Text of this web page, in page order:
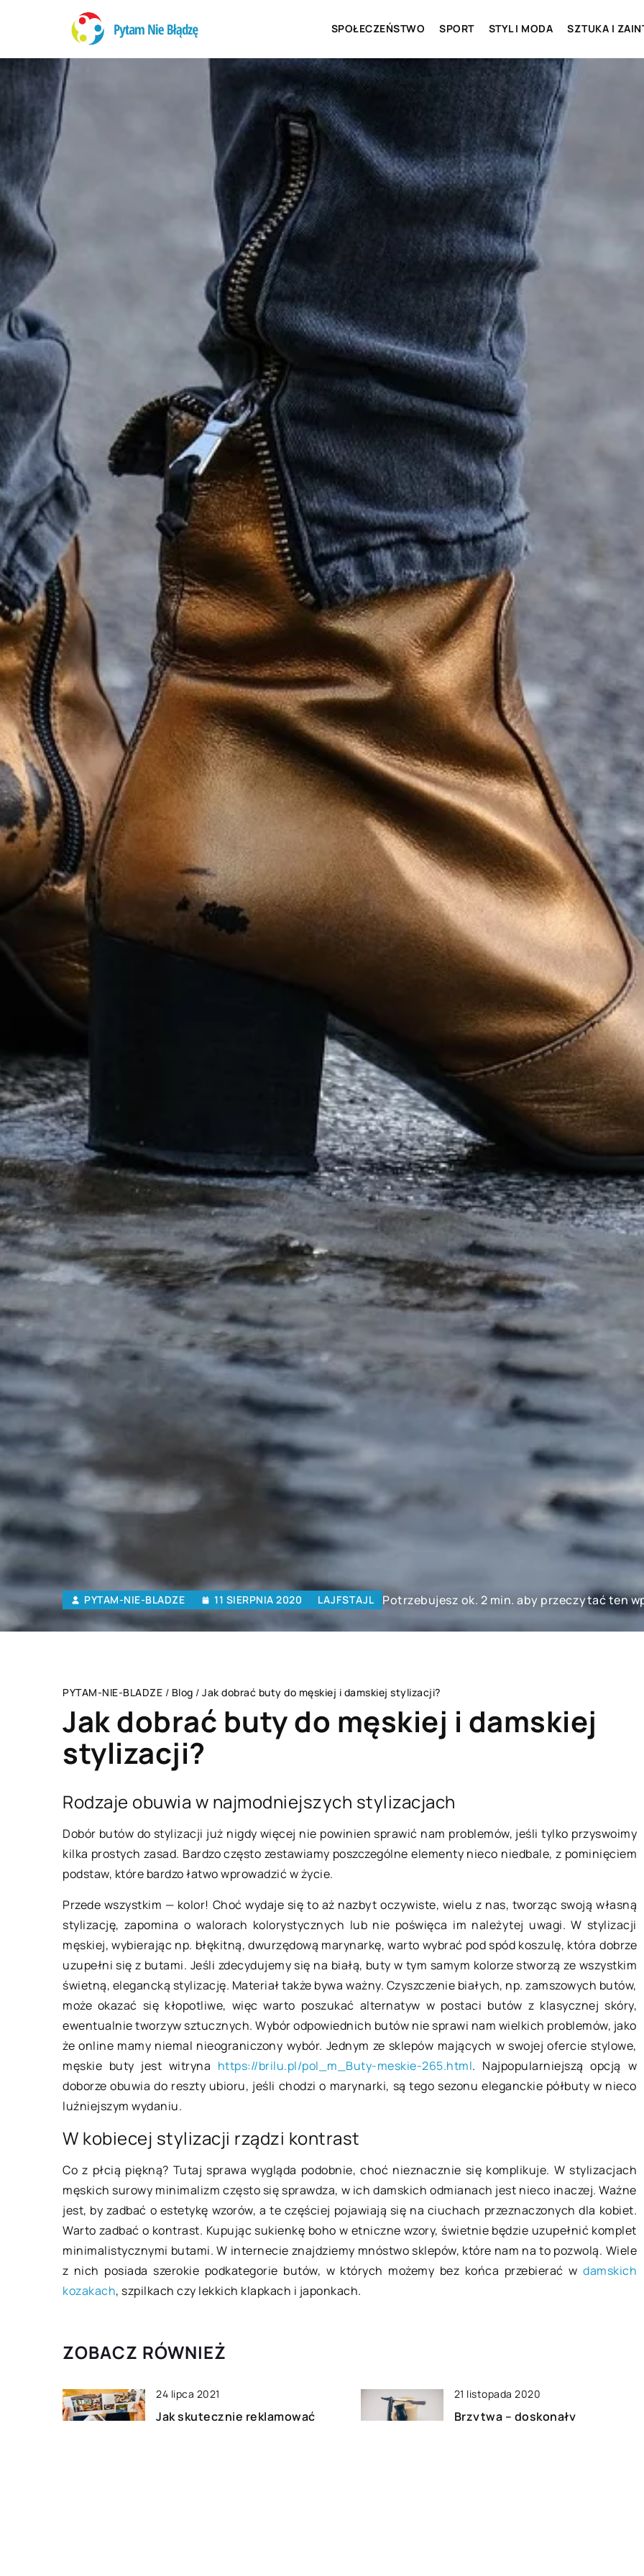
SPOŁECZEŃSTWO SPORT STYL I MODA SZTUKA I
PYTAM-NIE-BLADZE 11 SIERPNIA 2020 LAJFSTAJL Potrzebujesz ok. 2 min. aby przeczytać ten
PYTAM-NIE-BLADZE / Blog / Jak dobrać buty do męskiej i damskiej stylizacji?
Jak dobrać buty do męskiej i damskiej
stylizacji?
Rodzaje obuwia w najmodniejszych stylizacjach
Dobór butów do stylizacji już nigdy więcej nie powinien sprawić nam problemów, jeśli tylko przyswoimy
kilka prostych zasad. Bardzo często zestawiamy poszczególne elementy nieco niedbale, z pominięciem
podstaw, które bardzo łatwo wprowadzić w życie.
Przede wszystkim — kolor! Choć wydaje się to aż nazbyt oczywiste, wielu z nas, tworząc swoją własną
stylizację, zapomina o walorach kolorystycznych lub nie poświęca im należytej uwagi. W stylizacji
męskiej, wybierając np. błękitną, dwurzędową marynarkę, warto wybrać pod spód koszulę, która dobrze
uzupełni się z butami. Jeśli zdecydujemy się na białą, buty w tym samym kolorze stworzą ze wszystkim
świetną, elegancką stylizację. Materiał także bywa ważny. Czyszczenie białych, np. zamszowych butów,
może okazać się kłopotliwe, więc warto poszukać alternatyw w postaci butów z klasycznej skóry,
ewentualnie tworzyw sztucznych. Wybór odpowiednich butów nie sprawi nam wielkich problemów, jako
że online mamy niemal nieograniczony wybór. Jednym ze sklepów mających w swojej ofercie stylowe,
męskie buty jest witryna https://brilu.pl/pol_m_Buty-meskie-265.html. Najpopularniejszą opcją w
doborze obuwia do reszty ubioru, jeśli chodzi o marynarki, są tego sezonu eleganckie półbuty w nieco
luźniejszym wydaniu.
W kobiecej stylizacji rządzi kontrast
Co z płcią piękną? Tutaj sprawa wygląda podobnie, choć nieznacznie się komplikuje. W stylizacjach
męskich surowy minimalizm często się sprawdza, w ich damskich odmianach jest nieco inaczej. Ważne
jest, by zadbać o estetykę wzorów, a te częściej pojawiają się na ciuchach przeznaczonych dla kobiet.
Warto zadbać o kontrast. Kupując sukienkę boho w etniczne wzory, świetnie będzie uzupełnić komplet
minimalistycznymi butami. W internecie znajdziemy mnóstwo sklepów, które nam na to pozwolą. Wiele
z nich posiada szerokie podkategorie butów, w których możemy bez końca przebierać w damskich
kozakach, szpilkach czy lekkich klapkach i japonkach.
ZOBACZ RÓWNIEŻ
24 lipca 2021
Jak skutecznie reklamować
21 listopada 2020
Brzytwa – doskonały
21 lutego 2022
Jak zadbać o jak najlepszy komfort
snu naszego noworodka?
Noworodek przesypia zazwyczaj
większość doby. Nic w tym dziwnego,
gdyż życie poza ciepłym i
13 listopada 2022
Biuro rachunkowe – jakie ma
Biuro rachunkowe jest centrum
wszystkich transakcji finansowych
dla firmy. Jest to centralne miejsce,
w którym wszystkie dokumenty
finansowe są przechowywane, […]